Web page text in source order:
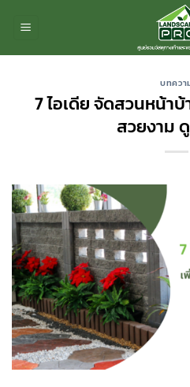
บทควา
7 ไอเดีย จัดสวนหน้า
สวยงาม